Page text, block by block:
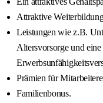
Attraktive
Leistungen wie z.B.
Altersvorsorge und
Prämien für
Familienbonus.